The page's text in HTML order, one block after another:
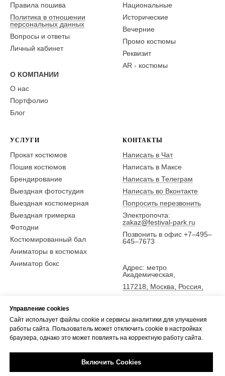
Правила пошива
Политика в отношении
персональных данных
Вопросы и ответы
Личный кабинет
О КОМПАНИИ
О нас
Портфолио
Блог
Национальные
Исторические
Вечерние
Промо костюмы
Реквизит
AR - костюмы
УСЛУГИ
Прокат костюмов
Пошив костюмов
Брендирование
Выездная фотостудия
Выездная костюмерная
Выездная гримерка
Фотодни
Костюмированный бал
Аниматоры в костюмах
Аниматор бокс
КОНТАКТЫ
Написать в Чат
Написать в Максе
Написать в Телеграм
Написать во Вконтакте
Попросить перезвонить
Электропочта:
zakaz@festival-park.ru
Позвонить в офис +7–495–
645–7673
Адрес: метро
Академическая,
117218, Москва, Россия,
5 эт., офис Фестиваль-парк
Управление cookies
Сайт использует файлы cookie и сервисы аналитики для улучшения
работы сайта. Пользователь может отключить cookie в настройках
браузера, однако это может повлиять на корректную работу сайта.
Включить Cookies